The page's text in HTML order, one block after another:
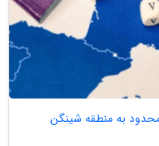
به منطقه شینگن